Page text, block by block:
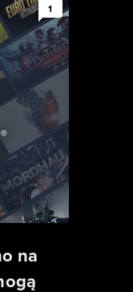
1
na